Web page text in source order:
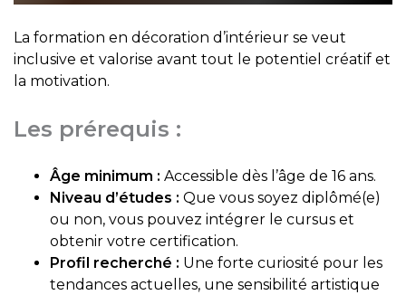
La formation en décoration d’intérieur se veut
inclusive et valorise avant tout le potentiel créatif et
la motivation.
Les prérequis :
Âge minimum : Accessible dès l’âge de 16 ans.
Niveau d’études : Que vous soyez diplômé(e)
ou non, vous pouvez intégrer le cursus et
obtenir votre certification.
Profil recherché : Une forte curiosité pour les
tendances actuelles, une sensibilité artistique